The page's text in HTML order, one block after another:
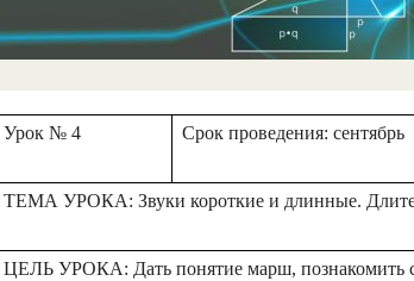
Урок № 4 Срок проведения: сентябрь
ТЕМА УРОКА: Звуки короткие и длинные.
ЦЕЛЬ УРОКА: Дать понятие марш, познакомить с